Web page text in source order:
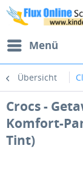
Menü
Übersicht
Crocs -
Komfort-
Tint)